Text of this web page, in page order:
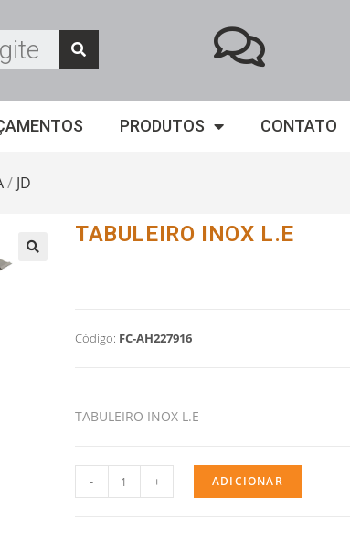
PRODUTOS CONTATO
/ JD
TABULEIRO INOX L.E
Código: FC-AH227916
TABULEIRO INOX L.E
- + ADICIONAR